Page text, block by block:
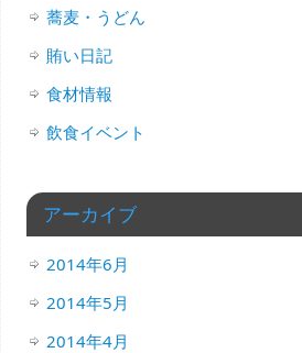
蕎麦・うどん
賄い日記
食材情報
飲食イベント
アーカイブ
2014年6月
2014年5月
2014年4月